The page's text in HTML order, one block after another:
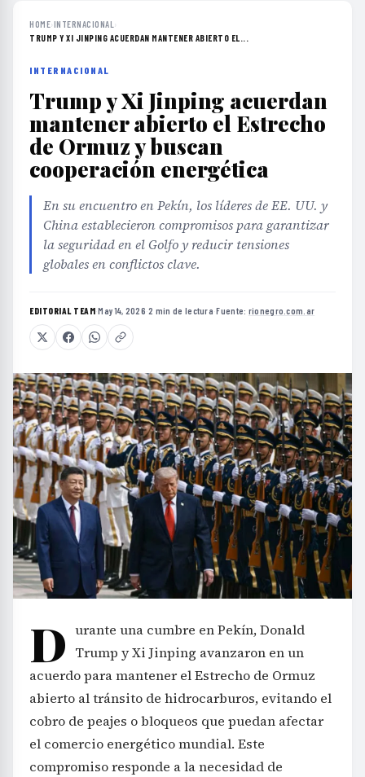
HOME›INTERNACIONAL ›
TRUMP Y XI JINPING ACUERDAN MANTENER ABIERTO EL...
INTERNACIONAL
Trump y Xi Jinping acuerdan
mantener abierto el Estrecho
de Ormuz y buscan
cooperación energética
En su encuentro en Pekín, los líderes de EE. UU. y
China establecieron compromisos para garantizar
la seguridad en el Golfo y reducir tensiones
globales en conflictos clave.
EDITORIAL TEAM·May 14, 2026·2 min de lectura·Fuente: rionegro.com.ar
D urante una cumbre en Pekín, Donald
Trump y Xi Jinping avanzaron en un
acuerdo para mantener el Estrecho de Ormuz
abierto al tránsito de hidrocarburos, evitando el
cobro de peajes o bloqueos que puedan afectar
el comercio energético mundial. Este
compromiso responde a la necesidad de